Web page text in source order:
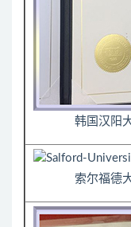
韩国汉阳
索尔福德